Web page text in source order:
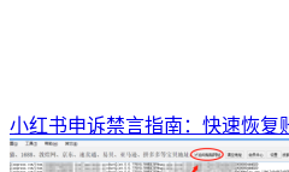
小红书申诉禁言指南：快速恢复